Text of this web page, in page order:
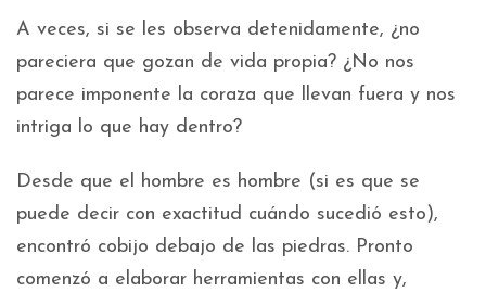
A veces, si se les observa detenidamente, ¿no
pareciera que gozan de vida propia? ¿No nos
parece imponente la coraza que llevan fuera y nos
intriga lo que hay dentro?
Desde que el hombre es hombre (si es que se
puede decir con exactitud cuándo sucedió esto),
encontró cobijo debajo de las piedras. Pronto
comenzó a elaborar herramientas con ellas y,